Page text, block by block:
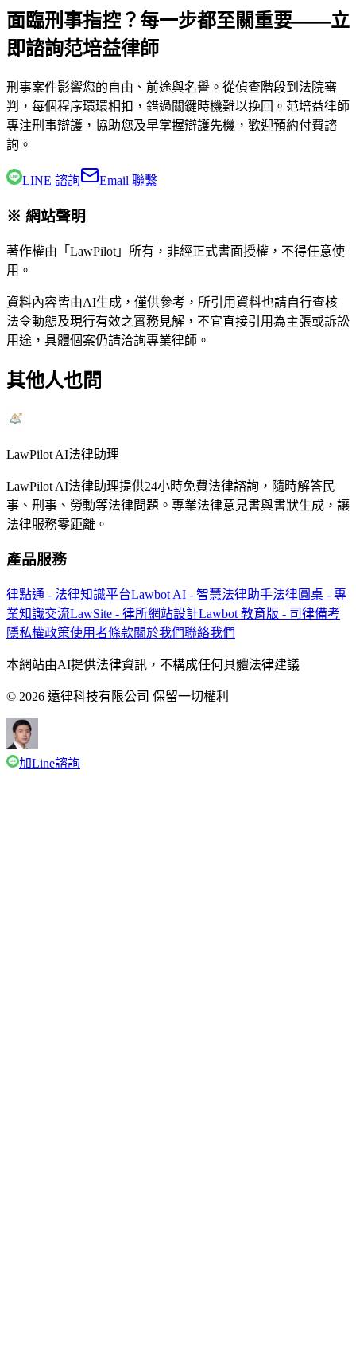
面臨刑事指控？每一步都至關重要——立
即諮詢范培益律師
刑事案件影響您的自由、前途與名譽。從偵查階段到法院審
判，每個程序環環相扣，錯過關鍵時機難以挽回。 范培益律師
專注刑事辯護，協助您及早掌握辯護先機，歡迎預約付費諮
詢。
LINE 諮詢 Email 聯繫
※ 網站聲明
著作權由「LawPilot」所有，非經正式書面授權，不得任意使
用。
資料內容皆由AI生成，僅供參考，所引用資料也請自行查核
法令動態及現行有效之實務見解，不宜直接引用為主張或訴訟
用途，具體個案仍請洽詢專業律師。
其他人也問
LawPilot AI法律助理
LawPilot AI法律助理提供24小時免費法律諮詢，隨時解答民
事、刑事、勞動等法律問題。專業法律意見書與書狀生成，讓
法律服務零距離。
產品服務
律點通 - 法律知識平台Lawbot AI - 智慧法律助手法律圓桌 - 專
業知識交流LawSite - 律所網站設計Lawbot 教育版 - 司律備考
隱私權政策使用者條款關於我們聯絡我們
本網站由AI提供法律資訊，不構成任何具體法律建議
© 2026 遠律科技有限公司 保留一切權利
加Line諮詢